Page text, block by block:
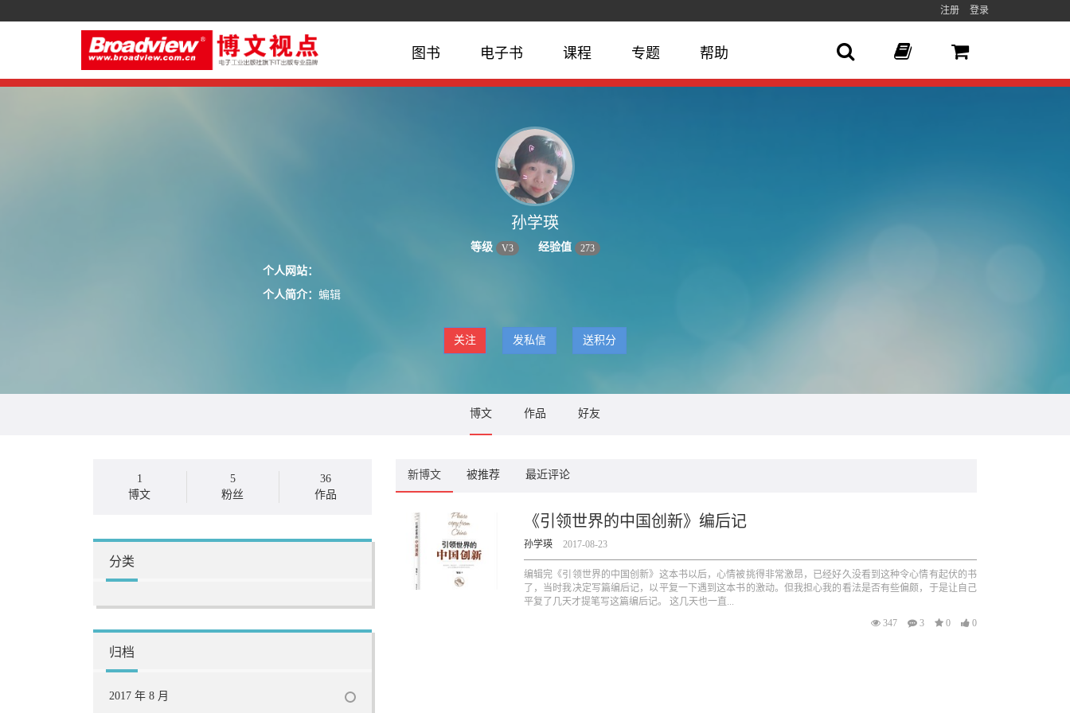
注册 登录
图书 电子书 课程 专题 帮助
孙学瑛
等级 V3 经验值 273
个人网站：
个人简介： 蝙辑
关注 发私信 送积分
博文 作品 好友
1
博文
5
粉丝
36
作品
分类
归档
2017 年 8 月
新博文 被推荐 最近评论
《引领世界的中国创新》编后记
孙学瑛 2017-08-23
编辑完《引领世界的中国创新》这本书以后，心情被挑得非常激昂，已经好久没看到这种令心情有起伏的书
了，当时我决定写篇编后记，以平复一下遇到这本书的激动。但我担心我的看法是否有些偏颇，于是让自己
平复了几天才提笔写这篇编后记。 这几天也一直...
347
3 0 0